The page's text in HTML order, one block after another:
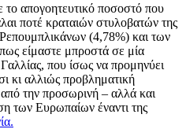
απογοητευτικό ποσοστό που
ποτέ κραταιών στυλοβατών της
(4,78%) και των
είμαστε μπροστά σε μία
που ίσως να προμηνύει
κι αλλιώς προβληματική
την προσωρινή – αλλά και
των Ευρωπαίων έναντι της